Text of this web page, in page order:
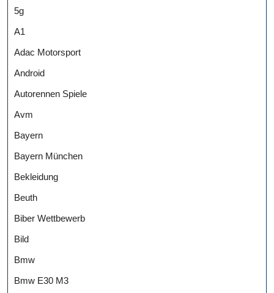
5g
A1
Adac Motorsport
Android
Autorennen Spiele
Avm
Bayern
Bayern München
Bekleidung
Beuth
Biber Wettbewerb
Bild
Bmw
Bmw E30 M3